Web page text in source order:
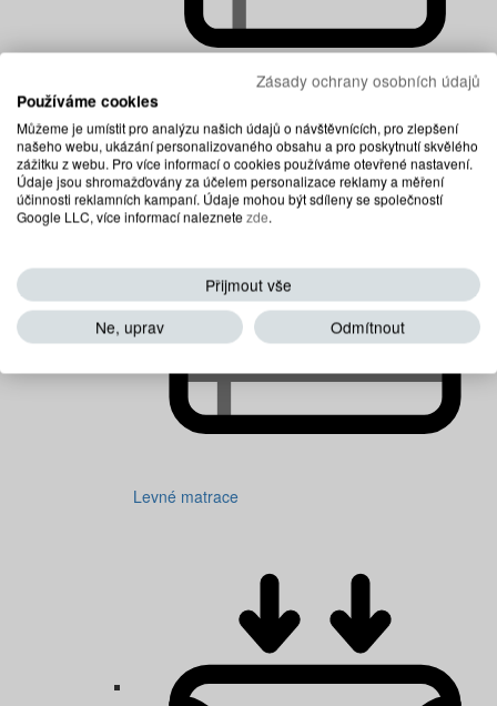
Dětské matrace
Levné matrace
Zásady ochrany osobních údajů
Používáme cookies
Můžeme je umístit pro analýzu našich údajů o návštěvnících, pro zlepšení
našeho webu, ukázání personalizovaného obsahu a pro poskytnutí skvělého
zážitku z webu. Pro více informací o cookies používáme otevřené nastavení.
Údaje jsou shromažďovány za účelem personalizace reklamy a měření
účinnosti reklamních kampaní. Údaje mohou být sdíleny se společností
Google LLC, více informací naleznetezde.
Přijmout vše
Ne, uprav
Odmítnout